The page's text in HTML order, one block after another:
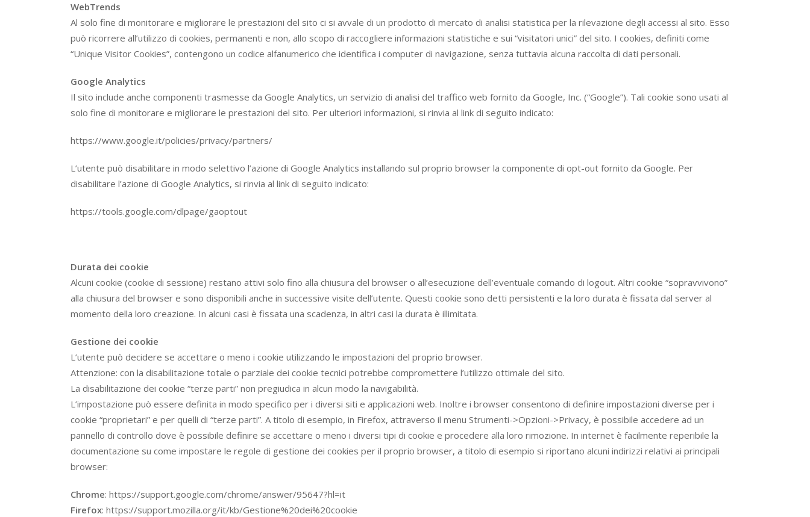
WebTrends
Al solo fine di monitorare e migliorare le prestazioni del sito ci si avvale di un prodotto di mercato di analisi statistica per la rilevazione degli accessi al sito. Esso
può ricorrere all’utilizzo di cookies, permanenti e non, allo scopo di raccogliere informazioni statistiche e sui “visitatori unici” del sito. I cookies, definiti come
“Unique Visitor Cookies”, contengono un codice alfanumerico che identifica i computer di navigazione, senza tuttavia alcuna raccolta di dati personali.
Google Analytics
Il sito include anche componenti trasmesse da Google Analytics, un servizio di analisi del traffico web fornito da Google, Inc. (“Google”). Tali cookie sono usati al
solo fine di monitorare e migliorare le prestazioni del sito. Per ulteriori informazioni, si rinvia al link di seguito indicato:
https://www.google.it/policies/privacy/partners/
L’utente può disabilitare in modo selettivo l’azione di Google Analytics installando sul proprio browser la componente di opt-out fornito da Google. Per
disabilitare l’azione di Google Analytics, si rinvia al link di seguito indicato:
https://tools.google.com/dlpage/gaoptout
Durata dei cookie
Alcuni cookie (cookie di sessione) restano attivi solo fino alla chiusura del browser o all’esecuzione dell’eventuale comando di logout. Altri cookie “sopravvivono”
alla chiusura del browser e sono disponibili anche in successive visite dell’utente. Questi cookie sono detti persistenti e la loro durata è fissata dal server al
momento della loro creazione. In alcuni casi è fissata una scadenza, in altri casi la durata è illimitata.
Gestione dei cookie
L’utente può decidere se accettare o meno i cookie utilizzando le impostazioni del proprio browser.
Attenzione: con la disabilitazione totale o parziale dei cookie tecnici potrebbe compromettere l’utilizzo ottimale del sito.
La disabilitazione dei cookie “terze parti” non pregiudica in alcun modo la navigabilità.
L’impostazione può essere definita in modo specifico per i diversi siti e applicazioni web. Inoltre i browser consentono di definire impostazioni diverse per i
cookie “proprietari” e per quelli di “terze parti”. A titolo di esempio, in Firefox, attraverso il menu Strumenti->Opzioni->Privacy, è possibile accedere ad un
pannello di controllo dove è possibile definire se accettare o meno i diversi tipi di cookie e procedere alla loro rimozione. In internet è facilmente reperibile la
documentazione su come impostare le regole di gestione dei cookies per il proprio browser, a titolo di esempio si riportano alcuni indirizzi relativi ai principali
browser:
Chrome: https://support.google.com/chrome/answer/95647?hl=it
Firefox: https://support.mozilla.org/it/kb/Gestione%20dei%20cookie